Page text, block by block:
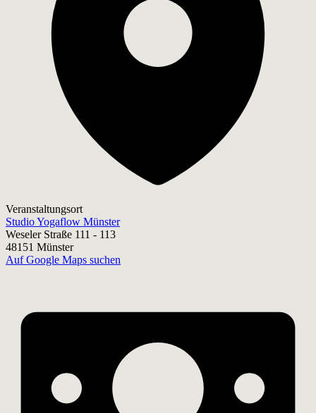
Veranstaltungsort
Studio Yogaflow Münster
Weseler Straße 111 - 113
48151 Münster
Auf Google Maps suchen